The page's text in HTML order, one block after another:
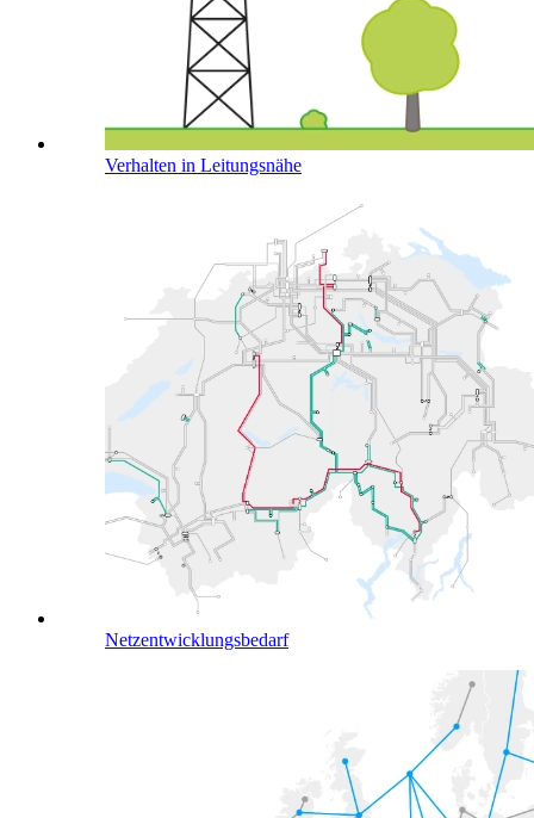
Verhalten in Leitungsnähe
Netzentwicklungsbedarf